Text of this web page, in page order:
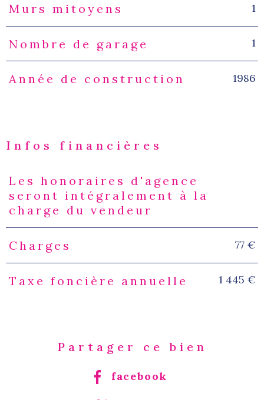
Murs mitoyens 1
Nombre de garage 1
Année de construction 1986
Infos financières
Caractéristiques Valeurs
Les honoraires d'agence
seront intégralement à la
charge du vendeur
Charges 77 €
Taxe foncière annuelle 1 445 €
Partager ce bien
facebook